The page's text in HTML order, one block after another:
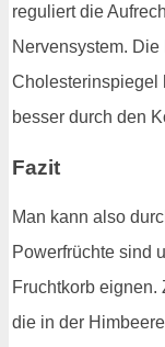
reguliert die
Nervensystem.
Cholesterinspiegel
besser durch den
Fazit
Man kann also
Powerfrüchte sind
Fruchtkorb eignen.
die in der